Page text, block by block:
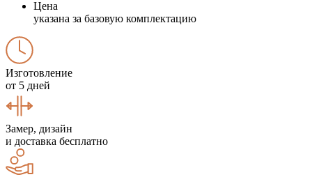
Цена
указана за базовую комплектацию
Изготовление
от 5 дней
Замер, дизайн
и доставка бесплатно